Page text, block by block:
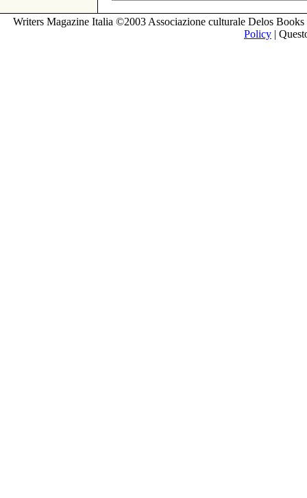
Writers Magazine Italia ©2003 Associazione culturale Delos
Policy |